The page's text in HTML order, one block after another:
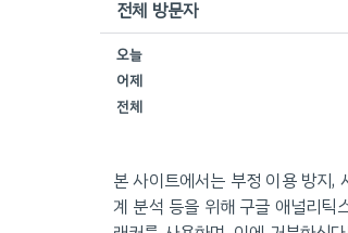
전체 방문자
오늘
어제
전체
본 사이트에서는 부정 이용 방지,
계 분석 등을 위해 구글 애널리틱